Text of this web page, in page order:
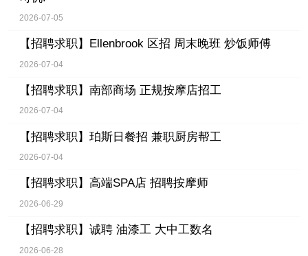
2026-07-05
【招聘求职】 Ellenbrook 区招 周末晚班 炒饭师傅
2026-07-04
【招聘求职】 南部商场 正规按摩店招工
2026-07-04
【招聘求职】 珀斯日餐招 兼职厨房帮工
2026-07-04
【招聘求职】 高端SPA店 招聘按摩师
2026-06-29
【招聘求职】 诚聘 油漆工 大中工数名
2026-06-28